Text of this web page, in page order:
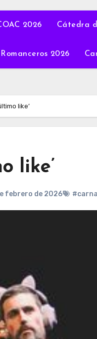
2026 Cátedra
Romanceros 2026
like’
like’
febrero de 2026